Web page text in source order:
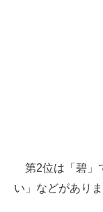
ちょっと気にな
第2位は「碧」
い」などがありま